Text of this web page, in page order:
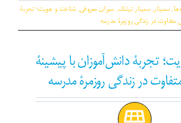
, سمینار, سمینار تیشک, سیران معروفی, شناخت و هویت؛ تجربۀ
متفاوت در زندگی روزمرۀ مدرسه
تجربۀ دانش‌آموزان با پیشینۀ
در زندگی روزمرۀ مدرسه